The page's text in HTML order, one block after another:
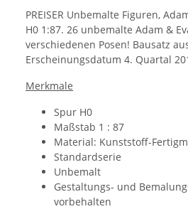
PREISER Unbemalte Figuren,
H0 1:87. 26 unbemalte Adam &
verschiedenen Posen! Bausatz
Erscheinungsdatum 4. Quartal
Merkmale
Spur H0
Maßstab 1 : 87
Material: Kunststoff-
Standardserie
Unbemalt
Gestaltungs- und
vorbehalten